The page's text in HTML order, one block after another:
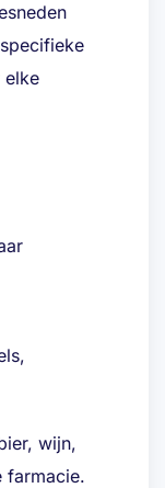
elke
wijn,
farmacie.